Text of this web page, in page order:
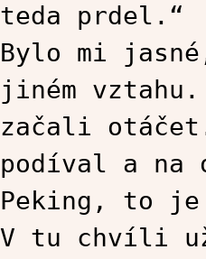
teda prdel.“
Bylo mi
jiném
začali
podíval a na
Peking, to je
V tu chvíli už